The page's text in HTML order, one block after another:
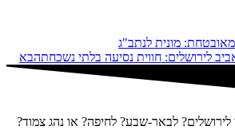
מונית לנתב"ג
לירושלים: חווית נסיעה בלתי נשכחתהבא
לירושלים? לבאר-שבע? לחיפה? או נהג צמוד?